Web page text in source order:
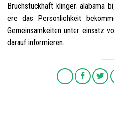
Bruchstuckhaft klingen alabama
ere das Personlichkeit
Gemeinsamkeiten unter einsatz
darauf informieren.